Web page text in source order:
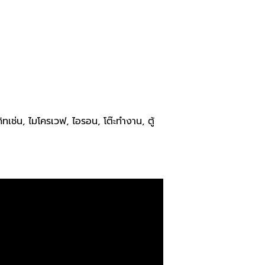
น, ไมโครเวฟ, ไอรอน, โต๊ะทำงาน, ตู้